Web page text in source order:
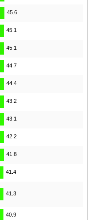
45.6
45.1
45.1
44.7
44.4
43.2
43.1
42.2
41.8
41.4
41.3
40.9